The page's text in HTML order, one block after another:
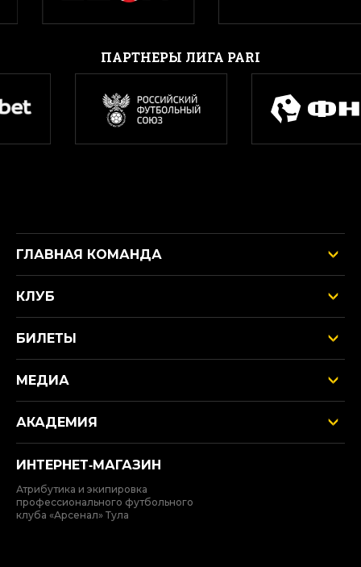
ПАРТНЕРЫ ЛИГА PARI
ГЛАВНАЯ КОМАНДА
КЛУБ
БИЛЕТЫ
МЕДИА
АКАДЕМИЯ
ИНТЕРНЕТ‑МАГАЗИН
Атрибутика и экипировка
профессионального футбольного
клуба «Арсенал» Тула